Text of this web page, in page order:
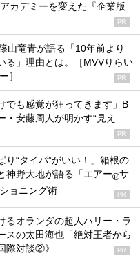
カデミーを変えた『企業版
PR
山竜青が語る「10年前より
る」理由とは。［MVVりらい
］
PR
でも感覚が狂ってきます」B
・安藤周人が明かす“見え
PR
り“タイパ”がいい！」箱根の
神野大地が語る「エアー®サ
ョニング術 PR
るオランダの超人ハリー・ラ
スの太田海也「絶対王者から
際対談②》
PR